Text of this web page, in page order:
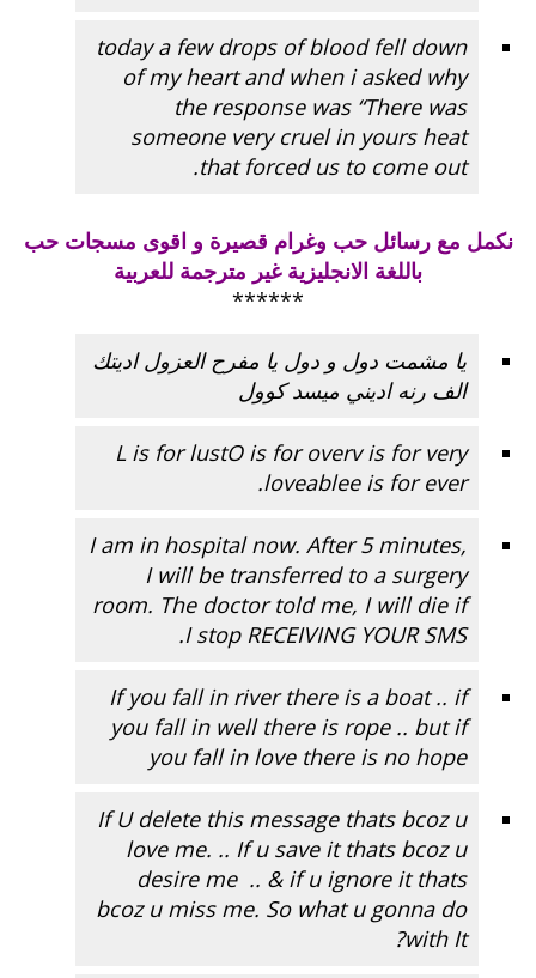
today a few drops of blood fell down
of my heart and when i asked why
the response was “There was
someone very cruel in yours heat
that forced us to come out.
نكمل مع رسائل حب وغرام قصيرة و اقوى مسجات حب
باللغة الانجليزية غير مترجمة للعربية
******
يا مشمت دول و دول يا مفرح العزول اديتك
الف رنه اديني ميسد كوول
L is for lustO is for overv is for very
loveablee is for ever.
I am in hospital now. After 5 minutes,
I will be transferred to a surgery
room. The doctor told me, I will die if
I stop RECEIVING YOUR SMS.
If you fall in river there is a boat .. if
you fall in well there is rope .. but if
you fall in love there is no hope
If U delete this message thats bcoz u
love me. .. If u save it thats bcoz u
desire me .. & if u ignore it thats
bcoz u miss me. So what u gonna do
with It?